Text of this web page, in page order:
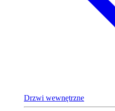
Drzwi wewnętrzne